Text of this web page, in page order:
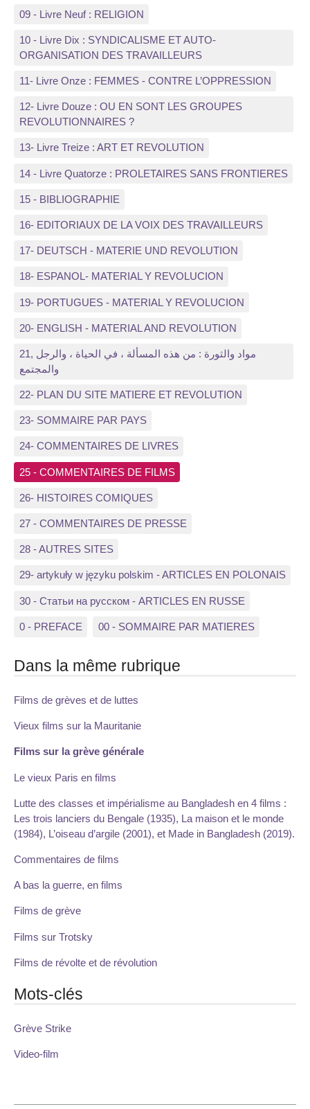
09 - Livre Neuf : RELIGION
10 - Livre Dix : SYNDICALISME ET AUTO-
ORGANISATION DES TRAVAILLEURS
11- Livre Onze : FEMMES - CONTRE L’OPPRESSION
12- Livre Douze : OU EN SONT LES GROUPES
REVOLUTIONNAIRES ?
13- Livre Treize : ART ET REVOLUTION
14 - Livre Quatorze : PROLETAIRES SANS FRONTIERES
15 - BIBLIOGRAPHIE
16- EDITORIAUX DE LA VOIX DES TRAVAILLEURS
17- DEUTSCH - MATERIE UND REVOLUTION
18- ESPANOL- MATERIAL Y REVOLUCION
19- PORTUGUES - MATERIAL Y REVOLUCION
20- ENGLISH - MATERIAL AND REVOLUTION
21, مواد والثورة : من هذه المسألة ، في الحياة ، والرجل
والمجتمع
22- PLAN DU SITE MATIERE ET REVOLUTION
23- SOMMAIRE PAR PAYS
24- COMMENTAIRES DE LIVRES
25 - COMMENTAIRES DE FILMS
26- HISTOIRES COMIQUES
27 - COMMENTAIRES DE PRESSE
28 - AUTRES SITES
29- artykuły w języku polskim - ARTICLES EN POLONAIS
30 - Статьи на русском - ARTICLES EN RUSSE
0 - PREFACE 00 - SOMMAIRE PAR MATIERES
Dans la même rubrique
Films de grèves et de luttes
Vieux films sur la Mauritanie
Films sur la grève générale
Le vieux Paris en films
Lutte des classes et impérialisme au Bangladesh en 4 films :
Les trois lanciers du Bengale (1935), La maison et le monde
(1984), L’oiseau d’argile (2001), et Made in Bangladesh (2019).
Commentaires de films
A bas la guerre, en films
Films de grève
Films sur Trotsky
Films de révolte et de révolution
Mots-clés
Grève Strike
Video-film